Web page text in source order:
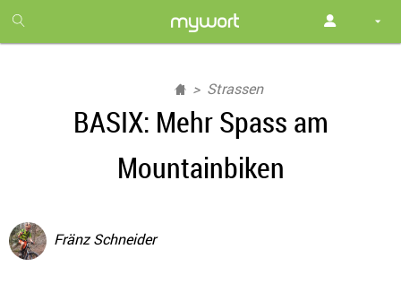
month
free
Strassen
BASIX: Mehr Spass am
Mountainbiken
Fränz Schneider